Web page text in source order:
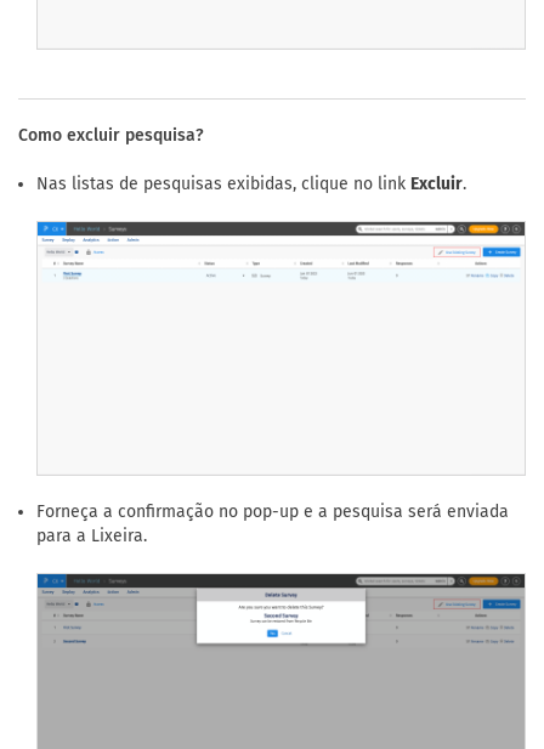
Como excluir pesquisa?
Nas listas de pesquisas exibidas, clique no link Excluir.
Forneça a confirmação no pop-up e a pesquisa será enviada
para a Lixeira.